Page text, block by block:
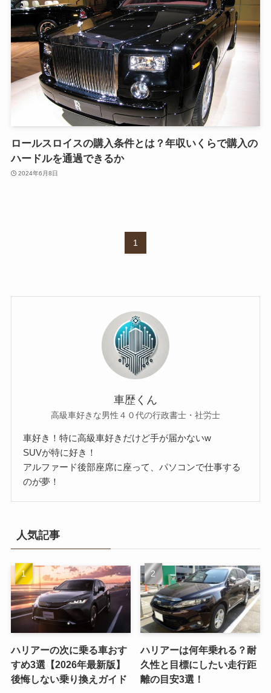
ロールスロイスの購入条件とは？年収いくらで購入の
ハードルを通過できるか
2024年6月8日
1
車歴くん
高級車好きな男性４０代の行政書士・社労士
車好き！特に高級車好きだけど手が届かないw
SUVが特に好き！
アルファード後部座席に座って、パソコンで仕事する
のが夢！
人気記事
ハリアーの次に乗る車おす
すめ3選【2026年最新版】
後悔しない乗り換えガイド
ハリアーは何年乗れる？耐
久性と目標にしたい走行距
離の目安3選！